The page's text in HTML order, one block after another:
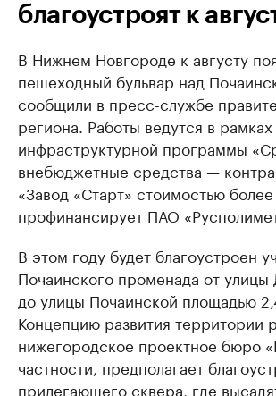
благоустроят к
В Нижнем Новгороде к августу
пешеходный бульвар над
сообщили в пресс-службе
региона. Работы ведутся в рамках
инфраструктурной программы
внебюджетные средства —
«Завод «Старт» стоимостью
профинансирует ПАО
В этом году будет благоустроен
Почаинского променада от
до улицы Почаинской площадью
Концепцию развития территории
нижегородское проектное бюро
частности, предполагает
прилегающего сквера, где